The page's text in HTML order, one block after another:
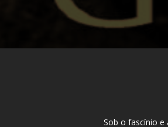
Sob o fascínio e